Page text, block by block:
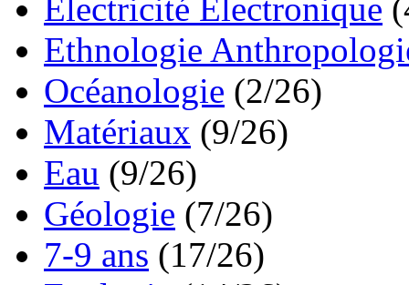
Electricité Electronique
Ethnologie
Océanologie (2/26)
Matériaux (9/26)
Eau (9/26)
Géologie (7/26)
7-9 ans (17/26)